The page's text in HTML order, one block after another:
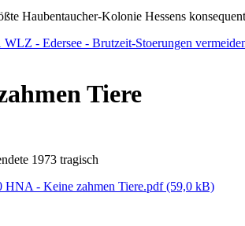
Haubentaucher-Kolonie Hessens
WLZ - Edersee - Brutzeit-Stoerungen
Tiere
1973 tragisch
HNA - Keine zahmen Tiere.pdf(59,0 kB)